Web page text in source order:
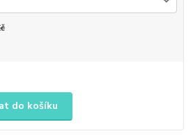
do košíku